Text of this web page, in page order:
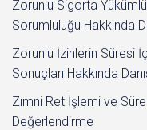
Zorunlu Sigorta
Sorumluluğu Hakkında
Zorunlu İzinlerin Süresi
Sonuçları Hakkında
Zımni Ret İşlemi ve Süre
Değerlendirme